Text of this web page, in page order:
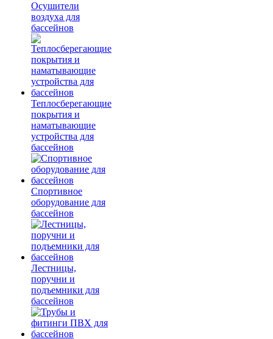
Осушители
воздуха для
бассейнов
Теплосберегающие
покрытия и
наматывающие
устройства для
бассейнов
Спортивное
оборудование для
бассейнов
Лестницы,
поручни и
подъемники для
бассейнов